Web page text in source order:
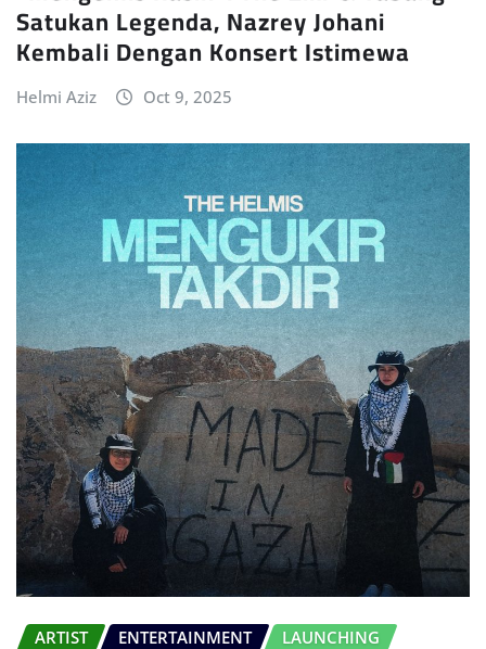
Satukan Legenda, Nazrey Johani
Kembali Dengan Konsert Istimewa
Helmi Aziz Oct 9, 2025
ARTIST ENTERTAINMENT
LAUNCHING